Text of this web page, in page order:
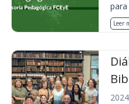
para
Leer